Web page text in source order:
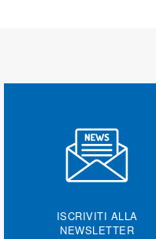
ISCRIVITI ALLA
NEWSLETTER